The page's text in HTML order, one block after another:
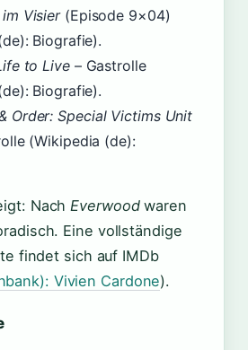
Visier(Episode 9×04)
Biografie).
to Live– Gastrolle
Biografie).
Order: Special Victims Unit
(Wikipedia (de):
NachEverwoodwaren
Eine vollständige
findet sich auf IMDb
Vivien Cardone).